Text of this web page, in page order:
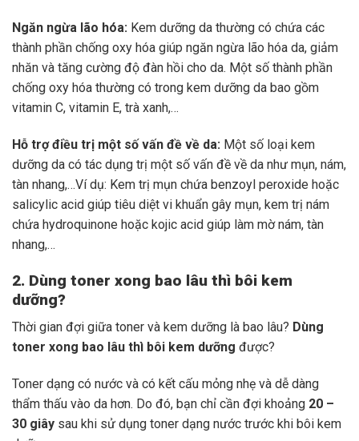
Ngăn ngừa lão hóa: Kem dưỡng da thường có chứa các
thành phần chống oxy hóa giúp ngăn ngừa lão hóa da, giảm
nhăn và tăng cường độ đàn hồi cho da. Một số thành phần
chống oxy hóa thường có trong kem dưỡng da bao gồm
vitamin C, vitamin E, trà xanh,…
Hỗ trợ điều trị một số vấn đề về da: Một số loại kem
dưỡng da có tác dụng trị một số vấn đề về da như mụn, nám,
tàn nhang,…Ví dụ: Kem trị mụn chứa benzoyl peroxide hoặc
salicylic acid giúp tiêu diệt vi khuẩn gây mụn, kem trị nám
chứa hydroquinone hoặc kojic acid giúp làm mờ nám, tàn
nhang,…
2. Dùng toner xong bao lâu thì bôi kem
dưỡng?
Thời gian đợi giữa toner và kem dưỡng là bao lâu? Dùng
toner xong bao lâu thì bôi kem dưỡng được?
Toner dạng có nước và có kết cấu mỏng nhẹ và dễ dàng
thẩm thấu vào da hơn. Do đó, bạn chỉ cần đợi khoảng 20 –
30 giây sau khi sử dụng toner dạng nước trước khi bôi kem